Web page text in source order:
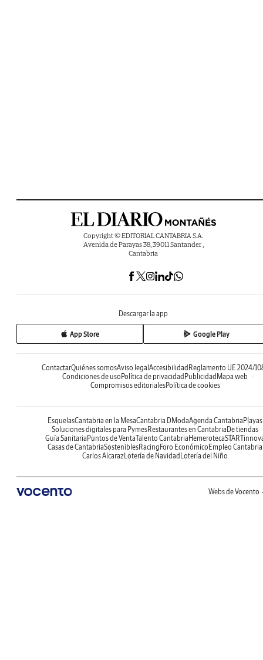
Copyright © EDITORIAL CANTABRIA S.A.
Avenida de Parayas 38, 39011 Santander ,
Cantabria
Descargar la app
App Store Google Play
ContactarQuiénes somosAviso legal Accesibilidad Reglamento UE 2024/
Condiciones de uso Política de privacidad Publicidad Mapa web
Compromisos editorialesPolítica de cookies
EsquelasCantabria en la MesaCantabria DModaAgenda Cantabria Playas
Soluciones digitales para PymesRestaurantes en Cantabria De tiendas
Guía Sanitaria Puntos de VentaTalento Cantabria Hemeroteca
Casas de CantabriaSosteniblesRacing Foro Económico Empleo Cantabria
Carlos AlcarazLotería de Navidad Lotería del Niño
Webs de Vocento